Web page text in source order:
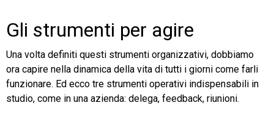
Gli strumenti per agire
Una volta definiti questi strumenti organizzativi, dobbiamo
ora capire nella dinamica della vita di tutti i giorni come farli
funzionare. Ed ecco tre strumenti operativi indispensabili in
studio, come in una azienda: delega, feedback, riunioni.